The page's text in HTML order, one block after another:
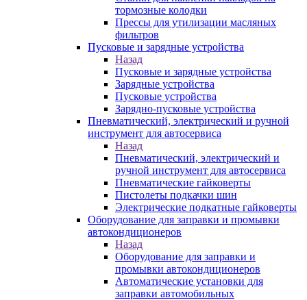
тормозные колодки
Прессы для утилизации масляных
фильтров
Пусковые и зарядные устройства
Назад
Пусковые и зарядные устройства
Зарядные устройства
Пусковые устройства
Зарядно-пусковые устройства
Пневматический, электрический и ручной
инструмент для автосервиса
Назад
Пневматический, электрический и
ручной инструмент для автосервиса
Пневматические гайковерты
Пистолеты подкачки шин
Электрические подкатные гайковерты
Оборудование для заправки и промывки
автокондиционеров
Назад
Оборудование для заправки и
промывки автокондиционеров
Автоматические установки для
заправки автомобильных